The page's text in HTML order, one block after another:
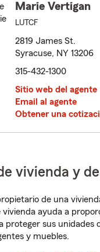
Marie Vertigan
LUTCF
2819 James St.
Syracuse, NY 13206
315-432-1300
Sitio web del agente
Email al agente
Obtener una
vivienda y
de una
vivienda ayuda a
proteger sus unidades
y muebles.